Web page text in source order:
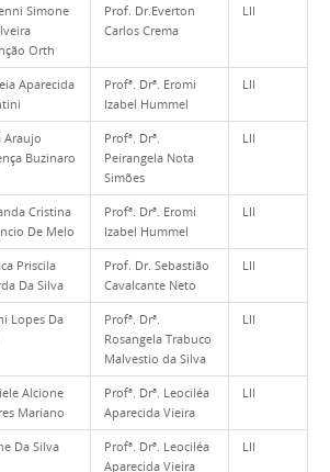
Simone
Orth
Prof. Dr.Everton
Carlos Crema
LII
Aparecida
Profª. Drª. Eromi
Izabel Hummel
LII
Araujo
Buzinaro
Profª. Drª.
Peirangela Nota
Simões
LII
Cristina
De Melo
Profª. Drª. Eromi
Izabel Hummel
LII
Priscila
Da Silva
Prof. Dr. Sebastião
Cavalcante Neto
LII
Lopes Da
Profª. Drª.
Rosangela Trabuco
Malvestio da Silva
LII
Alcione
Mariano
Profª. Drª. Leociléa
Aparecida Vieira
LII
Da Silva
Profª. Drª. Leociléa
Aparecida Vieira
LII